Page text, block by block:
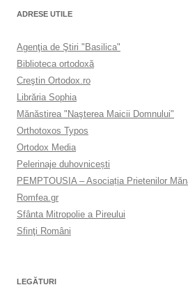
ADRESE UTILE
Agenţia de Ştiri "Basilica"
Biblioteca ortodoxă
Creştin Ortodox.ro
Librăria Sophia
Mănăstirea "Naşterea Maicii Domnului"
Orthotoxos Typos
Ortodox Media
Pelerinaje duhovnicești
PEMPTOUSIA – Asociația Prietenilor
Romfea.gr
Sfânta Mitropolie a Pireului
Sfinţi Români
LEGĂTURI